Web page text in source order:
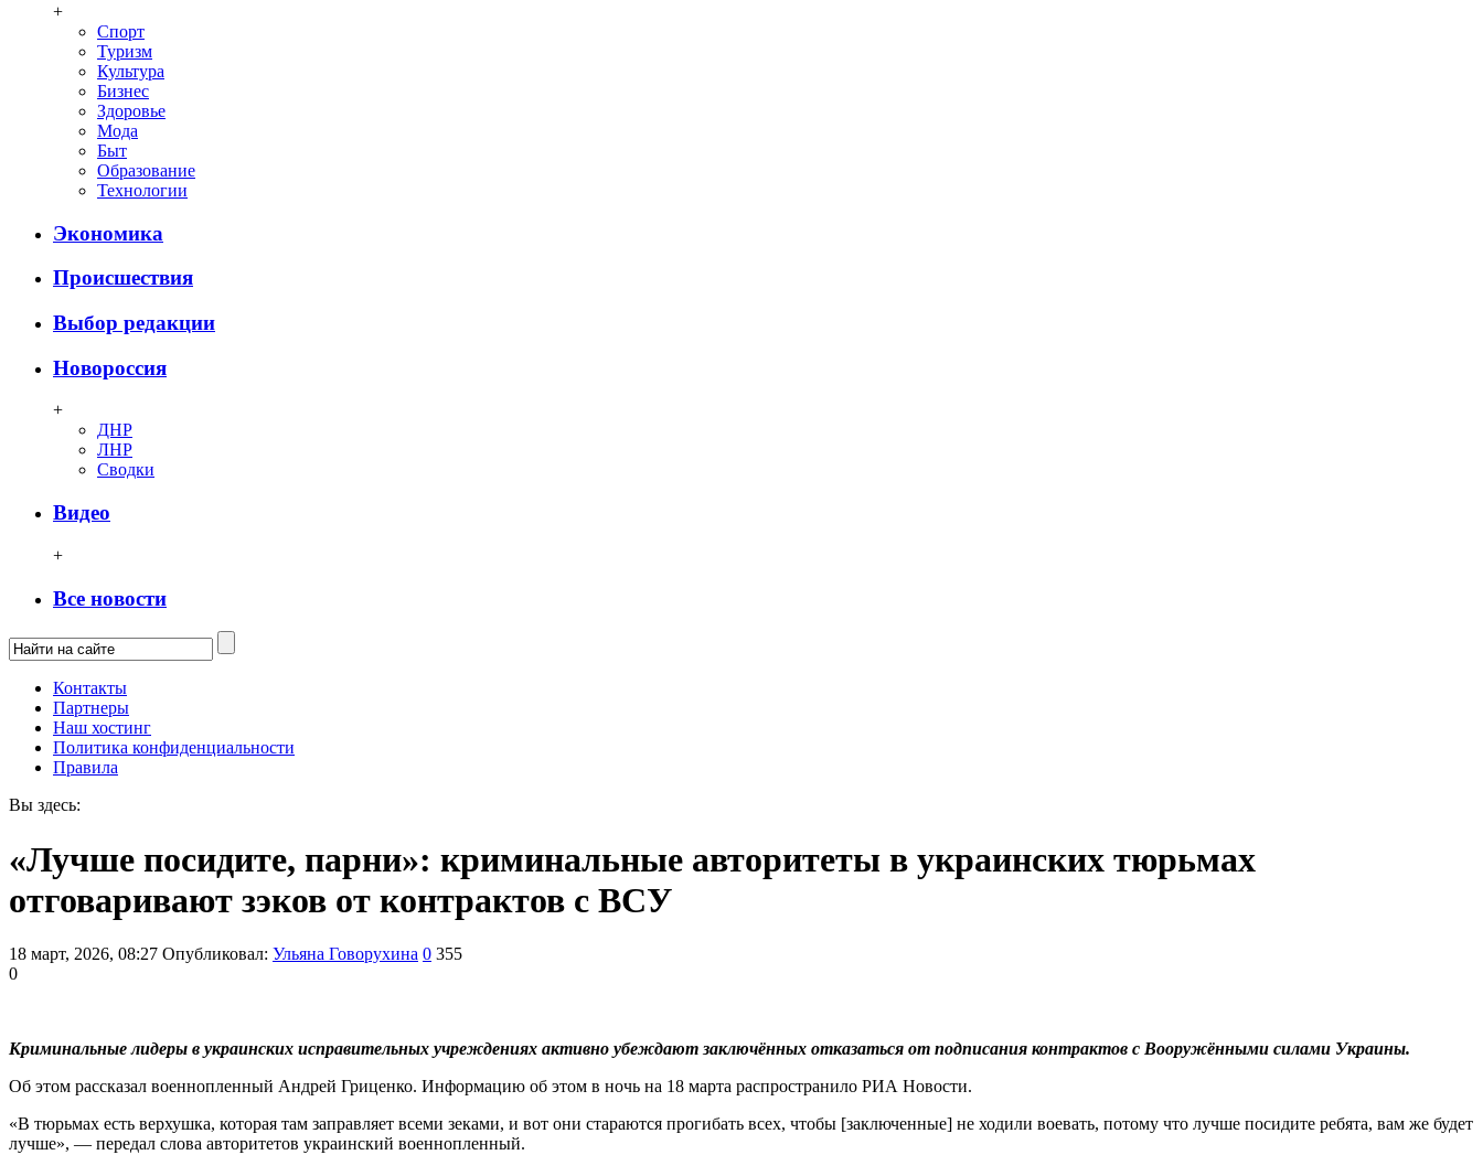
+
Спорт
Туризм
Культура
Бизнес
Здоровье
Мода
Быт
Образование
Технологии
Экономика
Происшествия
Выбор редакции
Новороссия
+
ДНР
ЛНР
Сводки
Видео
+
Все новости
Контакты
Партнеры
Наш хостинг
Политика конфиденциальности
Правила
Вы здесь:
«Лучше посидите, парни»: криминальные авторитеты в украинских тюрьмах
отговаривают зэков от контрактов с ВСУ
18 март, 2026, 08:27 Опубликовал: Ульяна Говорухина 0 355
0
Криминальные лидеры в украинских исправительных учреждениях активно убеждают заключённых отказаться от подписания контрактов с Вооружёнными силами Украины.
Об этом рассказал военнопленный Андрей Гриценко. Информацию об этом в ночь на 18 марта распространило РИА Новости.
«В тюрьмах есть верхушка, которая там заправляет всеми зеками, и вот они стараются прогибать всех, чтобы [заключенные] не ходили воевать, потому что лучше посидите ребята, вам же будет
лучше», — передал слова авторитетов украинский военнопленный.